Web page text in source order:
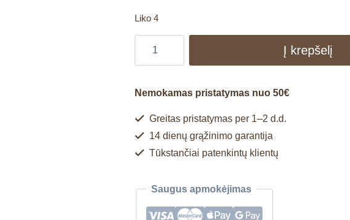
Liko 4
Į krepšelį
Nemokamas pristatymas nuo 50€
Greitas pristatymas per 1–2 d.d.
14 dienų grąžinimo garantija
Tūkstančiai patenkintų klientų
Saugus apmokėjimas